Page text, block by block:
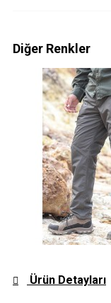
Diğer Renkler
Ürün Detayları